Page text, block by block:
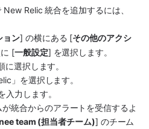
New Relic 統合を追加するには、
ョン] の横にある [その他のアクシ
[一般設定] を選択します。
に選択します。
」を選択します。
入力します。
統合からのアラートを受信するよ
team (担当者チーム)] のチーム